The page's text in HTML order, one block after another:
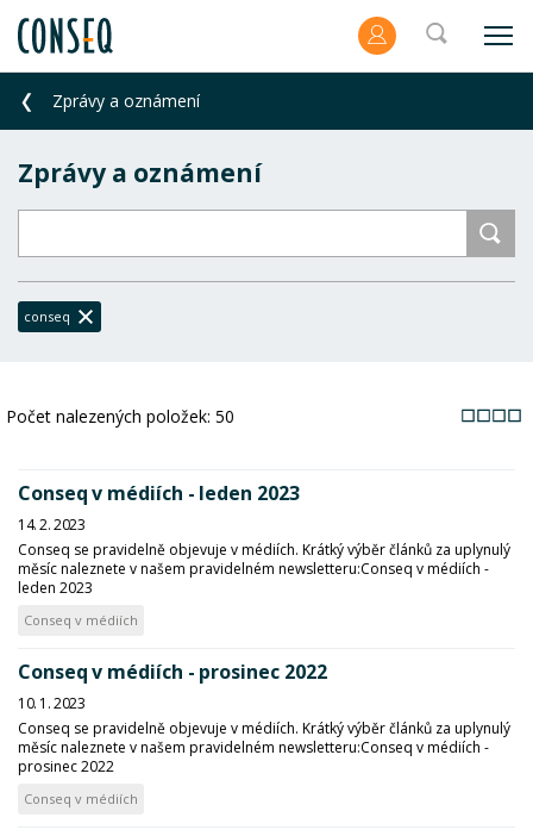
Zprávy a oznámení
Zprávy a oznámení
conseq
Počet nalezených položek: 50
Conseq v médiích - leden 2023
14. 2. 2023
Conseq se pravidelně objevuje v médiích. Krátký výběr článků za uplynulý
měsíc naleznete v našem pravidelném newsletteru:Conseq v médiích -
leden 2023
Conseq v médiích
Conseq v médiích - prosinec 2022
10. 1. 2023
Conseq se pravidelně objevuje v médiích. Krátký výběr článků za uplynulý
měsíc naleznete v našem pravidelném newsletteru:Conseq v médiích -
prosinec 2022
Conseq v médiích